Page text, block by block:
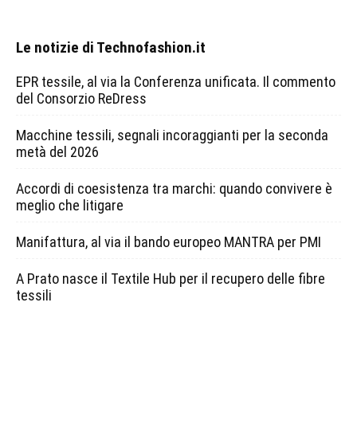
Le notizie di Technofashion.it
EPR tessile, al via la Conferenza unificata. Il commento
del Consorzio ReDress
Macchine tessili, segnali incoraggianti per la seconda
metà del 2026
Accordi di coesistenza tra marchi: quando convivere è
meglio che litigare
Manifattura, al via il bando europeo MANTRA per PMI
A Prato nasce il Textile Hub per il recupero delle fibre
tessili